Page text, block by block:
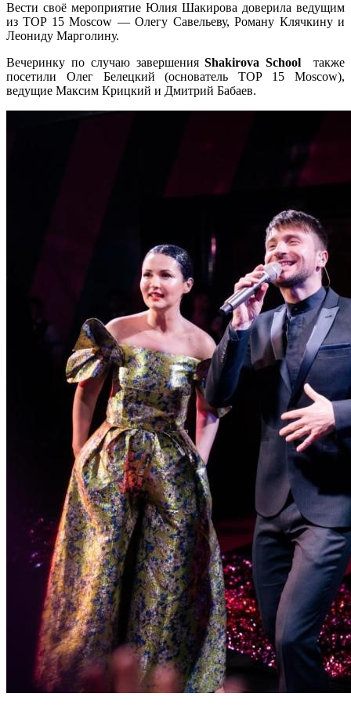
Вести своё мероприятие Юлия Шакирова доверила ведущим
из TOP 15 Moscow — Олегу Савельеву, Роману Клячкину и
Леониду Марголину.
Вечеринку по случаю завершенияShakirova School также
посетили Олег Белецкий (основатель TOP 15 Moscow),
ведущие Максим Крицкий и Дмитрий Бабаев.